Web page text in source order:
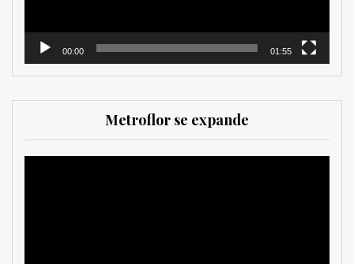
00:00 01:55
Metroflor se expande